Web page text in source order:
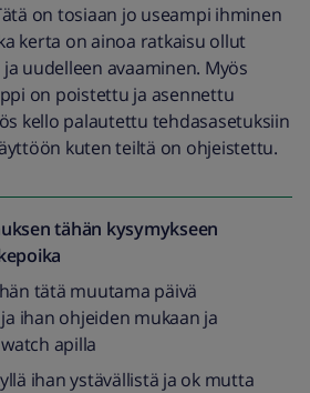
on tosiaan jo useampi ihminen
kerta on ainoa ratkaisu ollut
uudelleen avaaminen. Myös
on poistettu ja asennettu
kello palautettu tehdasasetuksiin
kuten teiltä on ohjeistettu.
tähän kysymykseen
tätä muutama päivä
ihan ohjeiden mukaan ja
apilla
ihan ystävällistä ja ok mutta